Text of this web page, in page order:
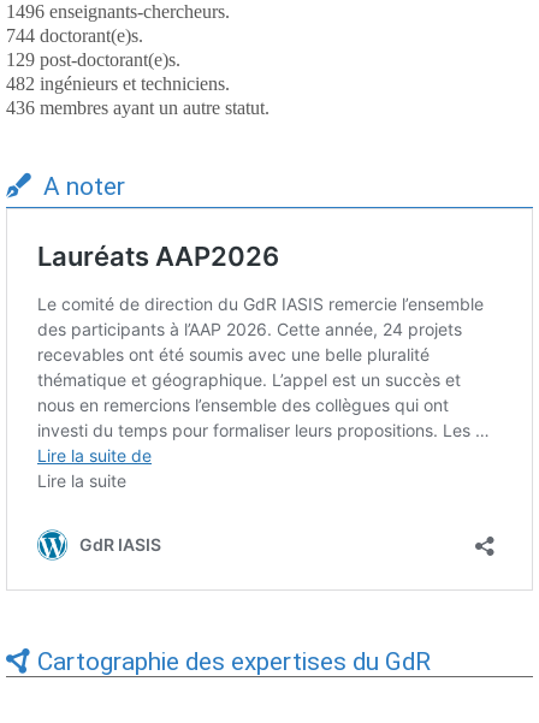
1496 enseignants-chercheurs.
744 doctorant(e)s.
129 post-doctorant(e)s.
482 ingénieurs et techniciens.
436 membres ayant un autre statut.
A noter
Cartographie des expertises du GdR